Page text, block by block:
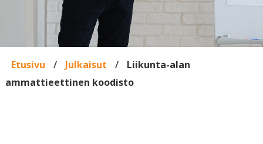
Etusivu / Julkaisut /
Liikunta-alan
ammattieettinen koodisto